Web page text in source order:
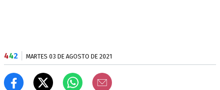
442 MARTES 03 DE AGOSTO DE 2021